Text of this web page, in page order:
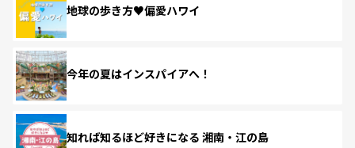
地球の歩き方♥偏愛ハワイ
今年の夏はインスパイアへ！
知れば知るほど好きになる 湘南・江の島